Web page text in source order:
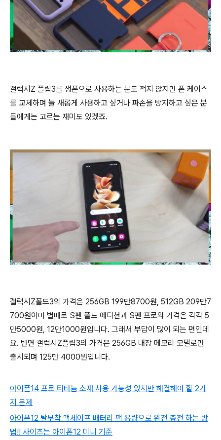
갤럭시Z 플립3를 생폰으로 사용하는 분도 적지 않지만 폰 케이스
를 교체하며 늘 새롭게 사용하고 싶거나 파손을 방지하고 싶은 분
들에게는 고르는 재미도 있겠죠.
갤럭시Z폴드3의 가격은 256GB 199만8700원, 512GB 209만7
700원이며 별매로 S펜 폴드 에디션과 S펜 프로의 가격은 각각 5
만5000원, 12만1000원입니다. 그래서 부담이 많이 되는 편인데
요. 반면 갤럭시Z플립3의 가격은 256GB 내장 메모리 모델로만
출시되며 125만 4000원입니다.
아이폰14 프로 티타늄 소재 사용 가능성 있지만 해결해야 할 2가
지 문제
아이폰12 탈부착 맥세이프 배터리 팩 용량으로 완전 충전 하는 방
법!! 사이즈는 아이폰12 미니 기준